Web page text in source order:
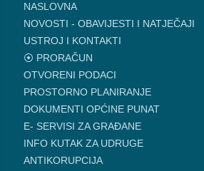
NASLOVNA
NOVOSTI - OBAVIJESTI I NATJEČAJI
USTROJ I KONTAKTI
⦿ PRORAČUN
OTVORENI PODACI
PROSTORNO PLANIRANJE
DOKUMENTI OPĆINE PUNAT
E- SERVISI ZA GRAĐANE
INFO KUTAK ZA UDRUGE
ANTIKORUPCIJA